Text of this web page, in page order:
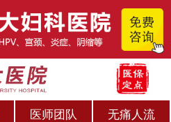
医师团队 无痛人流